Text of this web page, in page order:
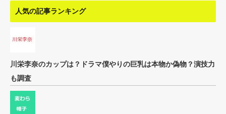
人気の記事ランキング
川栄李奈のカップは？ドラマ僕やりの巨乳は本物か偽物？演技力
も調査